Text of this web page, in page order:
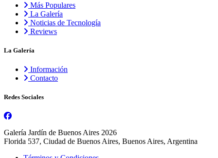
Más Populares
La Galería
Noticias de Tecnología
Reviews
La Galería
Información
Contacto
Redes Sociales
Galería Jardín de Buenos Aires 2026
Florida 537, Ciudad de Buenos Aires, Buenos Aires, Argentina